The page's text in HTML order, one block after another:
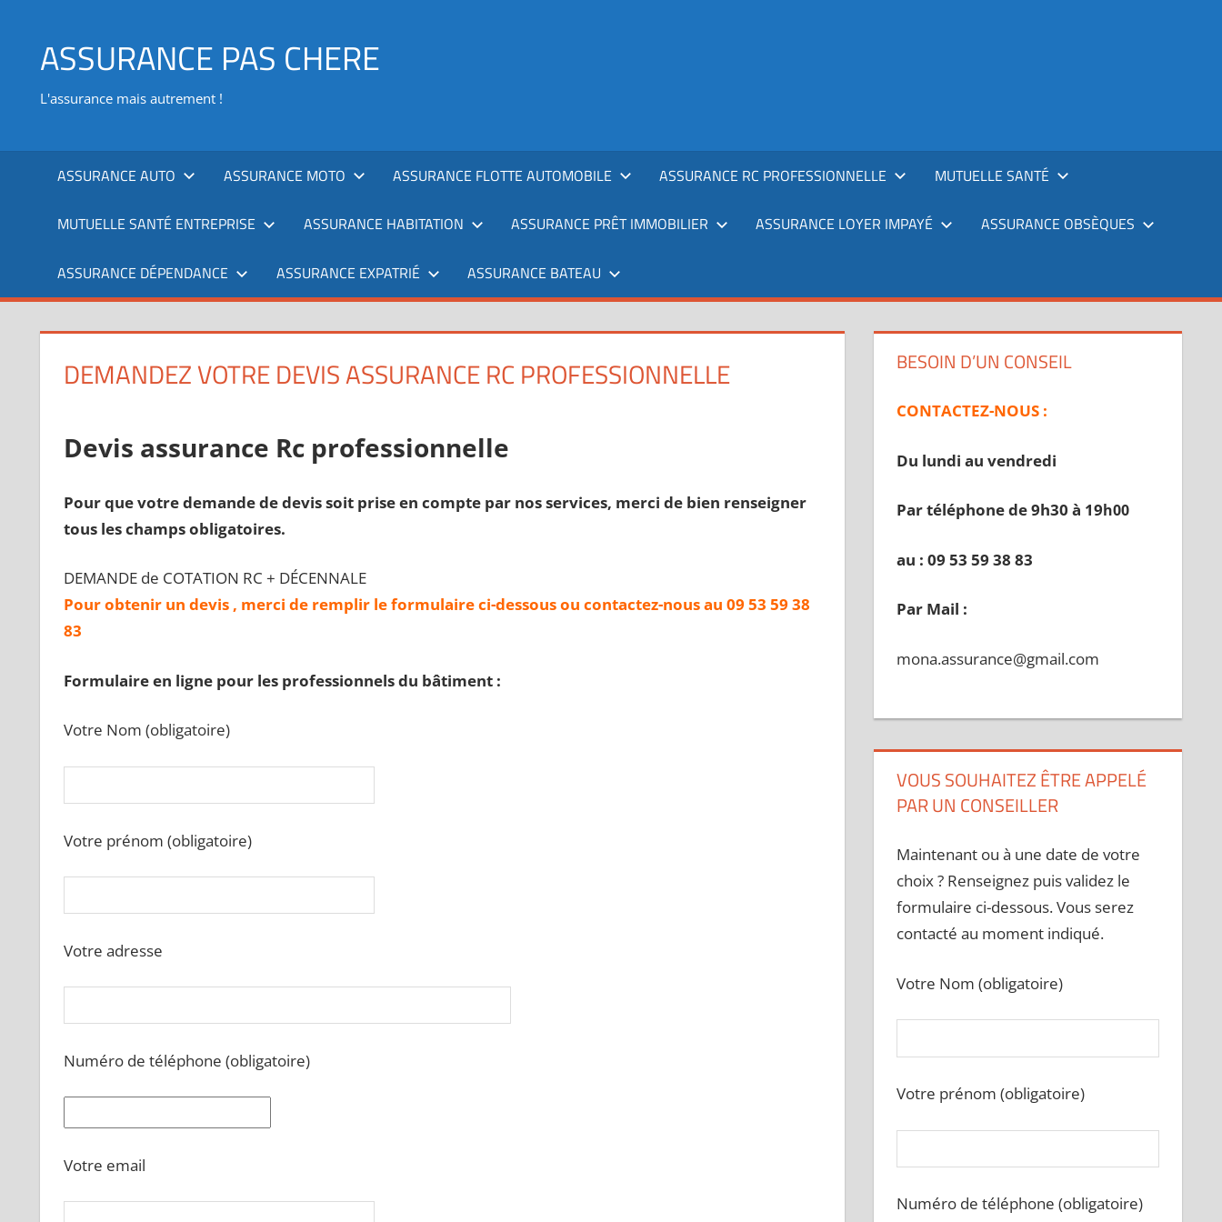
contenuASSURANCE PAS CHERE
L'assurance mais autrement !
ASSURANCE AUTO ASSURANCE MOTO ASSURANCE FLOTTE AUTOMOBILE ASSURANCE RC PROFESSIONNELLE MUTUELLE SANTÉ
MUTUELLE SANTÉ ENTREPRISE ASSURANCE HABITATION ASSURANCE PRÊT IMMOBILIER ASSURANCE LOYER IMPAYÉ ASSURANCE OBSÈQUES
ASSURANCE DÉPENDANCE ASSURANCE EXPATRIÉ ASSURANCE BATEAU
DEMANDEZ VOTRE DEVIS ASSURANCE RC PROFESSIONNELLE
Devis assurance Rc professionnelle
Pour que votre demande de devis soit prise en compte par nos services, merci de bien renseigner
tous les champs obligatoires.
DEMANDE de COTATION RC + DÉCENNALE
Pour obtenir un devis , merci de remplir le formulaire ci-dessous ou contactez-nous au 09 53 59 38
83
Formulaire en ligne pour les professionnels du bâtiment :
Votre Nom (obligatoire)
Votre prénom (obligatoire)
Votre adresse
Numéro de téléphone (obligatoire)
Votre email
BESOIN D’UN CONSEIL
CONTACTEZ-NOUS :
Du lundi au vendredi
Par téléphone de 9h30 à 19h00
au : 09 53 59 38 83
Par Mail :
mona.assurance@gmail.com
VOUS SOUHAITEZ ÊTRE APPELÉ
PAR UN CONSEILLER
Maintenant ou à une date de votre
choix ? Renseignez puis validez le
formulaire ci-dessous. Vous serez
contacté au moment indiqué.
Votre Nom (obligatoire)
Votre prénom (obligatoire)
Numéro de téléphone (obligatoire)